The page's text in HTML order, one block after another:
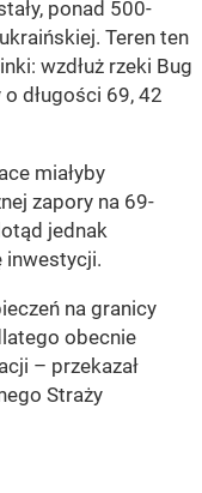
ponad 500-
Teren ten
wzdłuż rzeki Bug
długości 69, 42
miałyby
zapory na 69-
jednak
inwestycji.
na granicy
obecnie
– przekazał
Straży